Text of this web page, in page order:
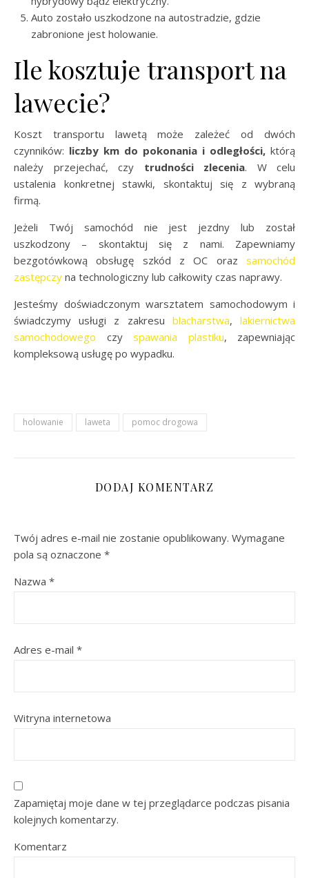
Auto zostało uszkodzone na autostradzie, gdzie
zabronione jest holowanie.
Ile kosztuje transport na
lawecie?
Koszt transportu lawetą może zależeć od dwóch
czynników: liczby km do pokonania i odległości, którą
należy przejechać, czy trudności zlecenia. W celu
ustalenia konkretnej stawki, skontaktuj się z wybraną
firmą.
Jeżeli Twój samochód nie jest jezdny lub został
uszkodzony – skontaktuj się z nami. Zapewniamy
bezgotówkową obsługę szkód z OC oraz samochód
zastępczy na technologiczny lub całkowity czas naprawy.
Jesteśmy doświadczonym warsztatem samochodowym i
świadczymy usługi z zakresu blacharstwa,lakiernictwa
samochodowego czy spawania plastiku, zapewniając
kompleksową usługę po wypadku.
holowanie laweta pomoc drogowa
DODAJ KOMENTARZ
Twój adres e-mail nie zostanie opublikowany. Wymagane
pola są oznaczone *
Nazwa *
Adres e-mail *
Witryna internetowa
Zapamiętaj moje dane w tej przeglądarce podczas pisania
kolejnych komentarzy.
Komentarz